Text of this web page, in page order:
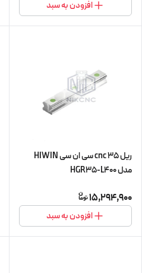
افزودن به سبد
ریل 35 cnc سی ان سی HIWIN
مدل HGR35-L400
15,294,900
افزودن به سبد